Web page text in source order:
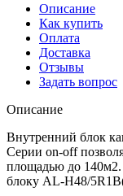
Описание
Как купить
Оплата
Доставка
Отзывы
Задать вопрос
Описание
Внутренний блок
Серии on-off
площадью до
блоку AL-H48/